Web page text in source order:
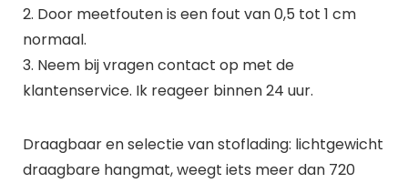
2. Door meetfouten is een fout van 0,5 tot 1 cm
normaal.
3. Neem bij vragen contact op met de
klantenservice. Ik reageer binnen 24 uur.
Draagbaar en selectie van stoflading: lichtgewicht
draagbare hangmat, weegt iets meer dan 720